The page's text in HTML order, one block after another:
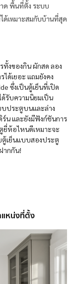
ด พื้นที่ตั้ง ระบบ
ด้เหมาะสมกับบ้านที่สุด
ทั้งของกิน ผักสด ลอง
ด้เยอะ แถมยังคง
ซึ่งเป็นตู้เย็นที่เปิด
รับความนิยมเป็น
บประตูบนและล่าง
น และยังมีฟังก์ชันการ
ยี่ห้อไหนดีเหมาะจะ
เย็นแบบสองประตู
ากกัน!
แหน่งที่ตั้ง